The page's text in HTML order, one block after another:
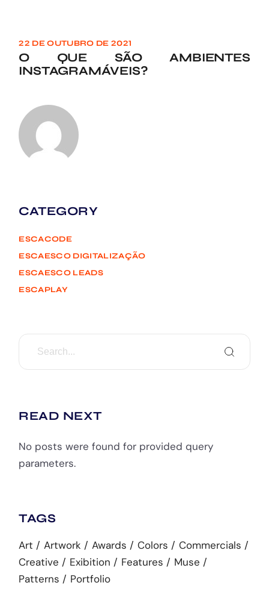
22 DE OUTUBRO DE 2021
O QUE SÃO AMBIENTES
INSTAGRAMÁVEIS?
CATEGORY
ESCACODE
ESCAESCO DIGITALIZAÇÃO
ESCAESCO LEADS
ESCAPLAY
READ NEXT
No posts were found for provided query
parameters.
TAGS
Art Artwork Awards Colors
Commercials
Creative
Exibition Features
Muse
Patterns
Portfolio